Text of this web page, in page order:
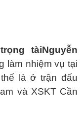
trọng tàiNguyễn
làm nhiệm vụ tại
là ở trận đấu
và XSKT Cần